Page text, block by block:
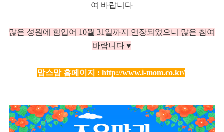
여 바랍니다
많은 성원에 힘입어 10월 31일까지 연장되었으니 많은 참여
바랍니다 ♥
맘스맘 홈페이지 : http://www.i-mom.co.kr/